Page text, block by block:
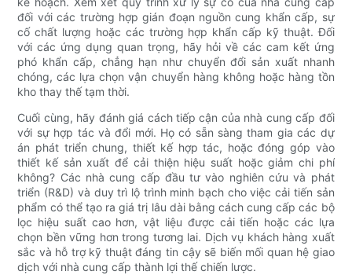
đối với các trường hợp gián đoạn nguồn cung khẩn cấp, sự
cố chất lượng hoặc các trường hợp khẩn cấp kỹ thuật. Đối
với các ứng dụng quan trọng, hãy hỏi về các cam kết ứng
phó khẩn cấp, chẳng hạn như chuyển đổi sản xuất nhanh
chóng, các lựa chọn vận chuyển hàng không hoặc hàng tồn
kho thay thế tạm thời.
Cuối cùng, hãy đánh giá cách tiếp cận của nhà cung cấp đối
với sự hợp tác và đổi mới. Họ có sẵn sàng tham gia các dự
án phát triển chung, thiết kế hợp tác, hoặc đóng góp vào
thiết kế sản xuất để cải thiện hiệu suất hoặc giảm chi phí
không? Các nhà cung cấp đầu tư vào nghiên cứu và phát
triển (R&D) và duy trì lộ trình minh bạch cho việc cải tiến sản
phẩm có thể tạo ra giá trị lâu dài bằng cách cung cấp các bộ
lọc hiệu suất cao hơn, vật liệu được cải tiến hoặc các lựa
chọn bền vững hơn trong tương lai. Dịch vụ khách hàng xuất
sắc và hỗ trợ kỹ thuật đáng tin cậy sẽ biến mối quan hệ giao
dịch với nhà cung cấp thành lợi thế chiến lược.